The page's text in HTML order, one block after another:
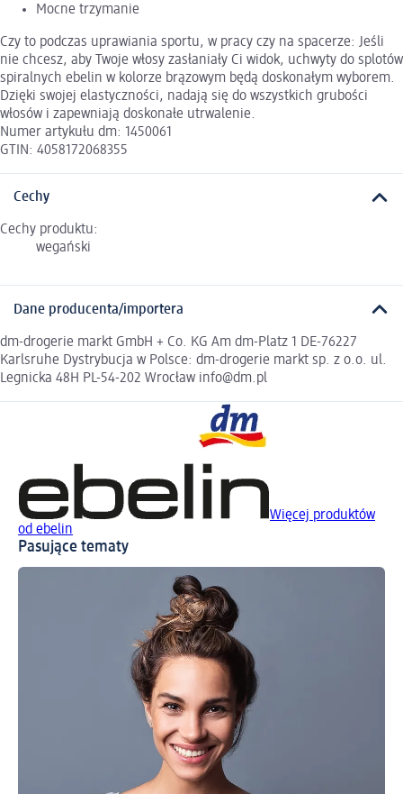
Mocne trzymanie
Czy to podczas uprawiania sportu, w pracy czy na spacerze: Jeśli
nie chcesz, aby Twoje włosy zasłaniały Ci widok, uchwyty do splotów
spiralnych ebelin w kolorze brązowym będą doskonałym wyborem.
Dzięki swojej elastyczności, nadają się do wszystkich grubości
włosów i zapewniają doskonałe utrwalenie.
Numer artykułu dm: 1450061
GTIN: 4058172068355
Cechy
Cechy produktu:
wegański
Dane producenta/importera
dm-drogerie markt GmbH + Co. KG Am dm-Platz 1 DE-76227
Karlsruhe Dystrybucja w Polsce: dm-drogerie markt sp. z o.o. ul.
Legnicka 48H PL-54-202 Wrocław info@dm.pl
Więcej produktów
od ebelin
Pasujące tematy